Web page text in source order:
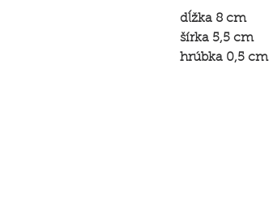
dĺžka 8 cm
šírka 5,5 cm
hrúbka 0,5 cm